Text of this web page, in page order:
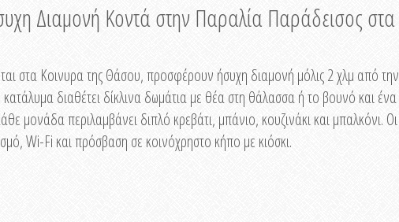
Διαμονή Κοντά στην Παραλία Παράδεισος στα
στα Κοινυρα της Θάσου, προσφέρουν ήσυχη διαμονή μόλις 2 χλμ από την
διαθέτει δίκλινα δωμάτια με θέα στη θάλασσα ή το βουνό και ένα
μονάδα περιλαμβάνει διπλό κρεβάτι, μπάνιο, κουζινάκι και μπαλκόνι. Οι
Wi-Fi και πρόσβαση σε κοινόχρηστο κήπο με κιόσκι.